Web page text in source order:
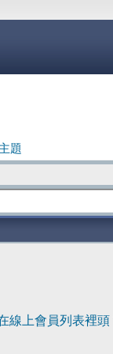
題
線上會員列表裡頭